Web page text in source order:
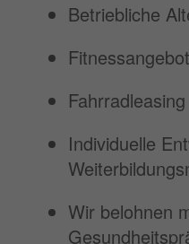
Betriebliche
Fahrradleasing
Individuelle
Wir belohnen